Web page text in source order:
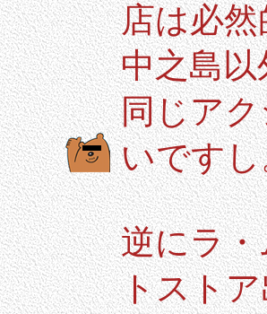
店は必
中之島
同じア
いです
逆にラ
トスト